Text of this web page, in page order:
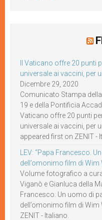
Il Vaticano offre 20 punti
universale ai vaccini, per
Dicembre 29, 2020
Comunicato Stampa
19 e della Pontificia
Vaticano offre 20 punti
universale ai vaccini, per
appeared first on ZENIT -
LEV: “Papa Francesco.
dell’omonimo film di Wim
Volume fotografico a
Viganò e Gianluca della
Francesco. Un uomo di
dell’omonimo film di
ZENIT - Italiano.